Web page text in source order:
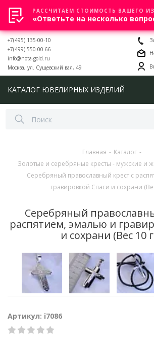
+7(495) 135-00-10
+7(499) 550-00-66
info@nota-gold.ru
Москва, ул. Сущевский вал, 49
КАТАЛОГ ЮВЕЛИРНЫХ ИЗДЕЛИЙ
Главная - Каталог -
Золотые и серебряные кресты - мужские и
Серебряный православный крест с
гравировкой Спаси и сохрани
Серебряный
распятием, эмалью и
и сохрани (Вес 10
Артикул: i7086
РАССЧИТАЕМ СТОИМОСТЬ ВАШЕГО
«Ответьте на несколько